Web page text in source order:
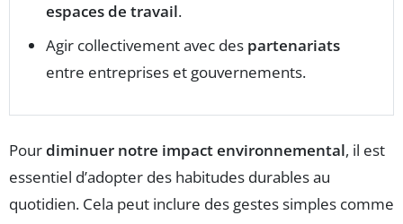
espaces de travail.
Agir collectivement avec des partenariats
entre entreprises et gouvernements.
Pourdiminuer notre impact environnemental, il est
essentiel d’adopter des habitudes durables au
quotidien. Cela peut inclure des gestes simples comme